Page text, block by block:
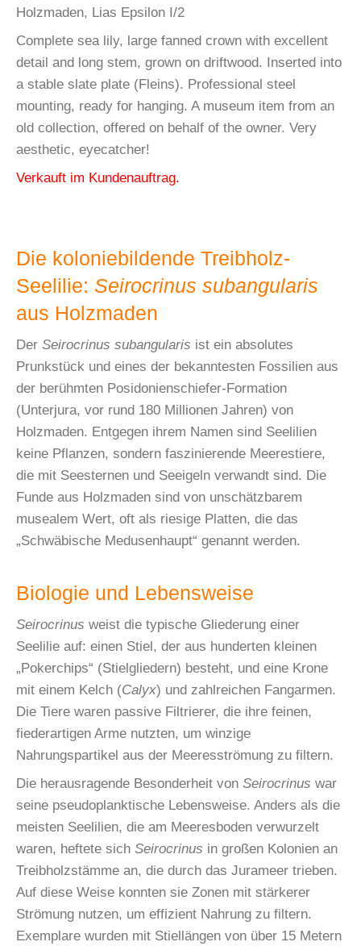
Holzmaden, Lias Epsilon I/2
Complete sea lily, large fanned crown with excellent
detail and long stem, grown on driftwood. Inserted into
a stable slate plate (Fleins). Professional steel
mounting, ready for hanging. A museum item from an
old collection, offered on behalf of the owner. Very
aesthetic, eyecatcher!
Verkauft im Kundenauftrag.
Die koloniebildende Treibholz-
Seelilie: Seirocrinus subangularis
aus Holzmaden
Der Seirocrinus subangularis ist ein absolutes
Prunkstück und eines der bekanntesten Fossilien aus
der berühmten Posidonienschiefer-Formation
(Unterjura, vor rund 180 Millionen Jahren) von
Holzmaden. Entgegen ihrem Namen sind Seelilien
keine Pflanzen, sondern faszinierende Meerestiere,
die mit Seesternen und Seeigeln verwandt sind. Die
Funde aus Holzmaden sind von unschätzbarem
musealem Wert, oft als riesige Platten, die das
„Schwäbische Medusenhaupt“ genannt werden.
Biologie und Lebensweise
Seirocrinus weist die typische Gliederung einer
Seelilie auf: einen Stiel, der aus hunderten kleinen
„Pokerchips“ (Stielgliedern) besteht, und eine Krone
mit einem Kelch (Calyx) und zahlreichen Fangarmen.
Die Tiere waren passive Filtrierer, die ihre feinen,
fiederartigen Arme nutzten, um winzige
Nahrungspartikel aus der Meeresströmung zu filtern.
Die herausragende Besonderheit von Seirocrinus war
seine pseudoplanktische Lebensweise. Anders als die
meisten Seelilien, die am Meeresboden verwurzelt
waren, heftete sich Seirocrinus in großen Kolonien an
Treibholzstämme an, die durch das Jurameer trieben.
Auf diese Weise konnten sie Zonen mit stärkerer
Strömung nutzen, um effizient Nahrung zu filtern.
Exemplare wurden mit Stiellängen von über 15 Metern